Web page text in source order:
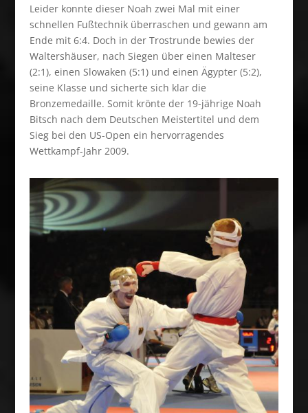
Leider konnte dieser Noah zwei Mal mit einer
schnellen Fußtechnik überraschen und gewann am
Ende mit 6:4. Doch in der Trostrunde bewies der
Waltershäuser, nach Siegen über einen Malteser
(2:1), einen Slowaken (5:1) und einen Ägypter (5:2),
seine Klasse und sicherte sich klar die
Bronzemedaille. Somit krönte der 19-jährige Noah
Bitsch nach dem Deutschen Meistertitel und dem
Sieg bei den US-Open ein hervorragendes
Wettkampf-Jahr 2009.